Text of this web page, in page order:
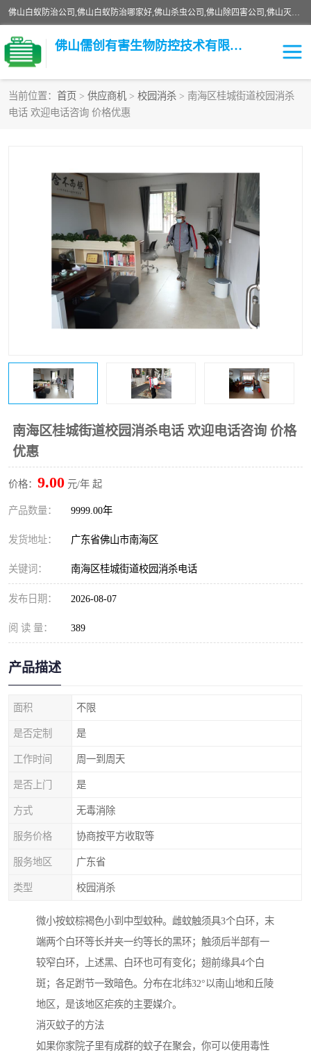
佛山白蚁防治公司,佛山白蚁防治哪家好,佛山杀虫公司,佛山除四害公司,佛山灭白蚁公司,佛山白蚁防治佛山儒创有害生物防治有限公司是一家佛山杀虫公司、佛山除四害公司、佛山灭白蚁公司、佛山白蚁防治公司，让您远离虫害困扰。要问佛山白蚁防治哪家好？佛山儒创有害生物防治有限公司全佛山、广州，正规公司，上门勘查，可靠，售后有保障。
佛山儒创有害生物防控技术有限公司
当前位置： 首页 > 供应商机 > 校园消杀 > 南海区桂城街道校园消杀
电话 欢迎电话咨询 价格优惠
南海区桂城街道校园消杀电话 欢迎电话咨询 价格
优惠
价格： 9.00 元/年 起
产品数量： 9999.00年
发货地址： 广东省佛山市南海区
关键词： 南海区桂城街道校园消杀电话
发布日期： 2026-08-07
阅 读 量： 389
产品描述
面积 不限
是否定制 是
工作时间 周一到周天
是否上门 是
方式 无毒消除
服务价格 协商按平方收取等
服务地区 广东省
类型 校园消杀
微小按蚊棕褐色小到中型蚊种。雌蚊触须具3个白环，末
端两个白环等长并夹一约等长的黑环；触须后半部有一
较窄白环，上述黑、白环也可有变化；翅前缘具4个白
斑；各足跗节一致暗色。分布在北纬32°以南山地和丘陵
地区，是该地区疟疾的主要媒介。
消灭蚊子的方法
如果你家院子里有成群的蚊子在聚会，你可以使用毒性
白蚁消杀
食堂消杀
园区消杀
害虫防治